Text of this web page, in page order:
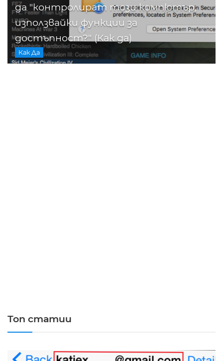
да "контролират този компютър,
използвайки функции за
достъпност?" (Как да)
Как Да
Топ статии